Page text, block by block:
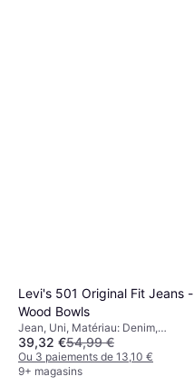
Levi's 501 Original Fit Jeans -
Wood Bowls
Jean, Uni, Matériau: Denim,
Élasthanne/Lycra/Spandex, Coton
39,32 €54,99 €
Ou 3 paiements de 13,10 €
9+ magasins